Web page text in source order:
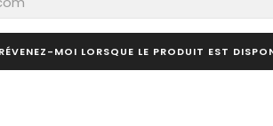
MOI LORSQUE LE PRODUIT EST